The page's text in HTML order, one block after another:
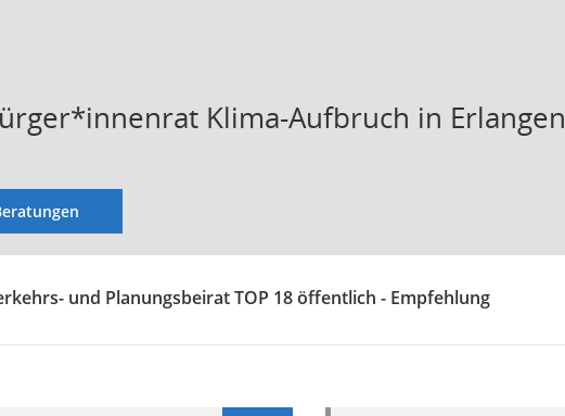
Klima-Aufbruch in Erlangen
und Planungsbeirat TOP 18 öffentlich - Empfehlung